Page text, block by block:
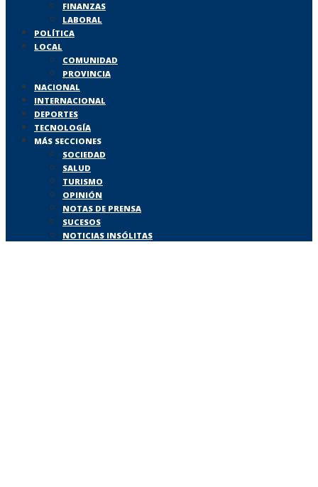
FINANZAS
LABORAL
POLÍTICA
LOCAL
COMUNIDAD
PROVINCIA
NACIONAL
INTERNACIONAL
DEPORTES
TECNOLOGÍA
MÁS SECCIONES
SOCIEDAD
SALUD
TURISMO
OPINIÓN
NOTAS DE PRENSA
SUCESOS
NOTICIAS INSÓLITAS